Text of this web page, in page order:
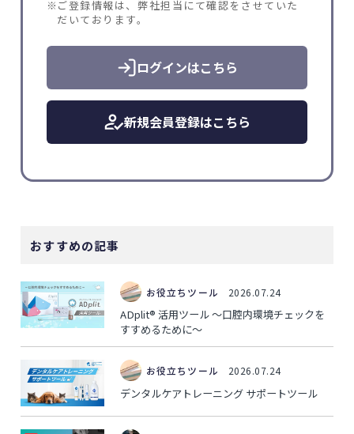
ご登録情報は、弊社担当にて確認をさせていた
だいております。
ログインはこちら
新規会員登録はこちら
おすすめの記事
お役立ちツール 2026.07.24
ADplit® 活用ツール ～口腔内環境チェックを
すすめるために～
お役立ちツール 2026.07.24
デンタルケアトレーニング サポートツール